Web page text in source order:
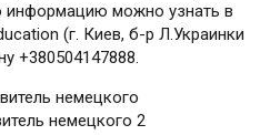
информацию можно узнать в
(г. Киев, б-р Л.Украинки
+380504147888.